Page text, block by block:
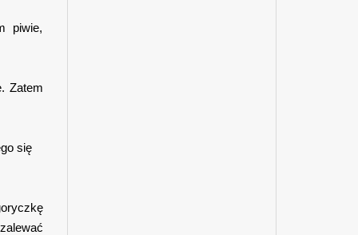
piwie,
Zatem
się